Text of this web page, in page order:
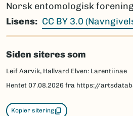
Norsk entomologisk forening
Lisens
CC BY 3.0
Siden siteres som
Leif Aarvik, Hallvard Elven: Larentiinae
Hentet 07.08.2026 fra https://
Kopier sitering